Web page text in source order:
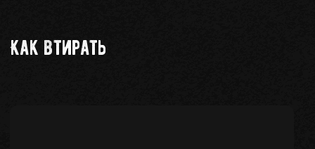
Как втирать